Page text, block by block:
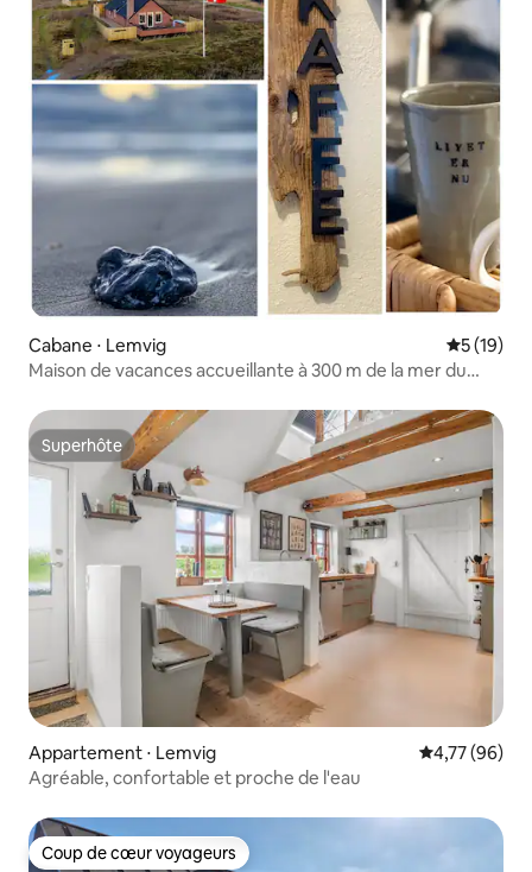
Cabane ⋅ Lemvig
5 (19)
Maison de vacances accueillante à 300 m de la mer du
Superhôte
Superhôte
Appartement ⋅ Lemvig Évaluation
4,77 (96)
Agréable, confortable et proche de l'eau
Coup de cœur voyageurs
Coup de cœur voyageurs